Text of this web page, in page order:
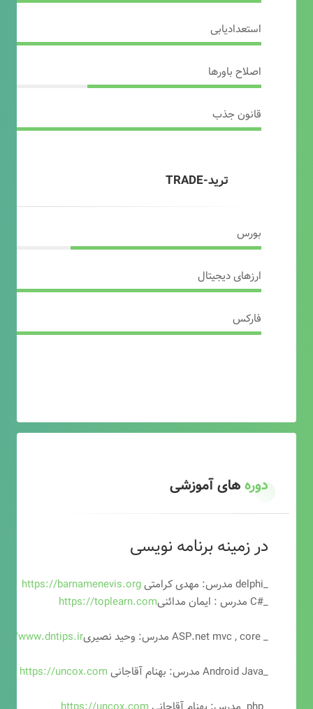
استعدادیابی
اصلاح باورها
قانون جذب
ترید-TRADE
بورس
ارزهای دیجیتال
فارکس
دورههای آموزشی
در زمینه برنامه نویسی
_delphi مدرس: مهدی کرامتی
https://barnamenevis.org
_#C مدرس : ایمان مدائنی
https://toplearn.com
_ ASP.net mvc , core مدرس: وحید نصیری
www.dntips.ir
_Android Java مدرس: بهنام آقاجانی
https://uncox.com